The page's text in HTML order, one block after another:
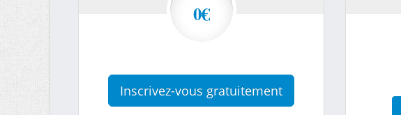
0€
Inscrivez-vous gratuitement